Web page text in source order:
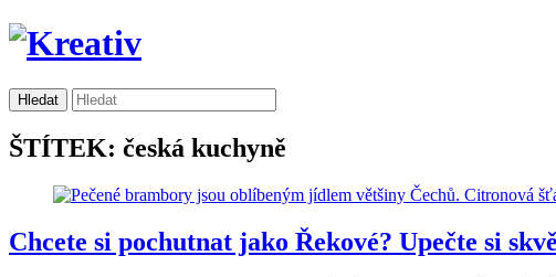
ŠTÍTEK: česká kuchyně
Chcete si pochutnat jako Řekové? Upečte si